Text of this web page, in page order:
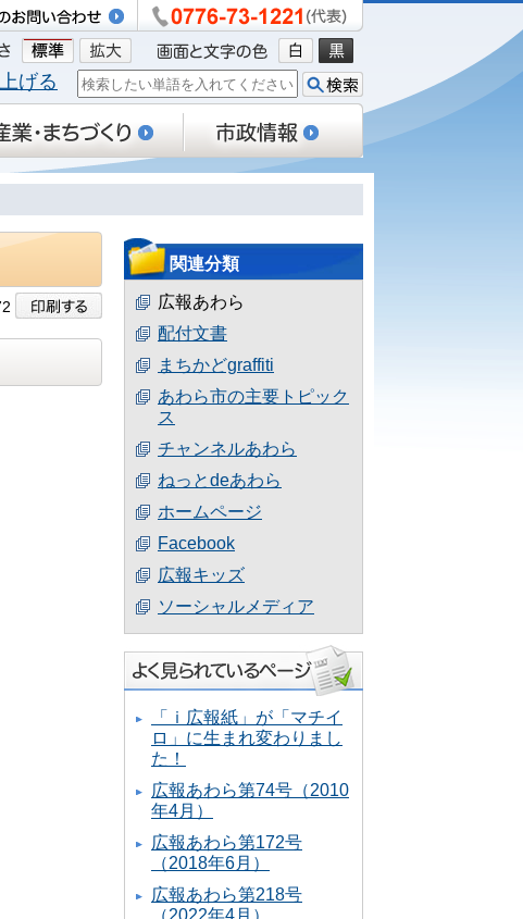
げる
関連分類
広報あわら
配付文書
まちかどgraffiti
あわら市の主要トピック
ス
チャンネルあわら
ねっとdeあわら
ホームページ
Facebook
広報キッズ
ソーシャルメディア
「ｉ広報紙」が「マチイ
ロ」に生まれ変わりまし
た！
広報あわら第74号（2010
年4月）
広報あわら第172号
（2018年6月）
広報あわら第218号
（2022年4月）